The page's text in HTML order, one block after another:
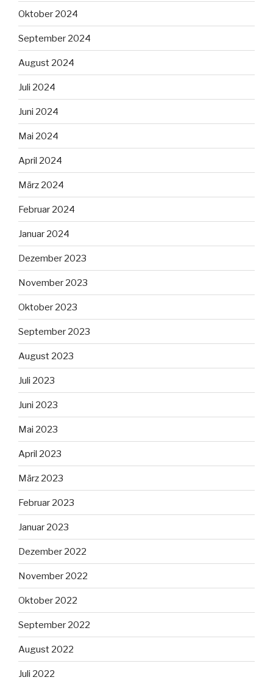
Oktober 2024
September 2024
August 2024
Juli 2024
Juni 2024
Mai 2024
April 2024
März 2024
Februar 2024
Januar 2024
Dezember 2023
November 2023
Oktober 2023
September 2023
August 2023
Juli 2023
Juni 2023
Mai 2023
April 2023
März 2023
Februar 2023
Januar 2023
Dezember 2022
November 2022
Oktober 2022
September 2022
August 2022
Juli 2022